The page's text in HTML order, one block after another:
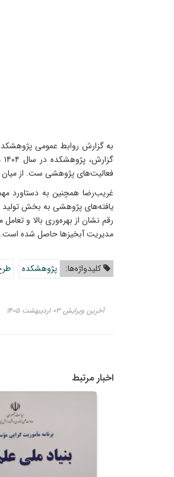
به گزارش روابط عمومی
فعالیت‌های پژوهشی ست. از میان طرح‌های ابلاغی جدید، ۳۸ درصد به صورت پروژه‌های سفارشی تعریف
رقم نشان از بهره‌وری بالا و
مدیریت آبخیزها حاصل شده است.
کلیدواژه‌ها: پژوهشکده
آخرین ویرایش ۰۳ اردیبهشت ۱۴۰۵
اخبار مرتبط